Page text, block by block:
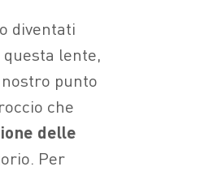
diventati
lente,
punto
che
delle
Per